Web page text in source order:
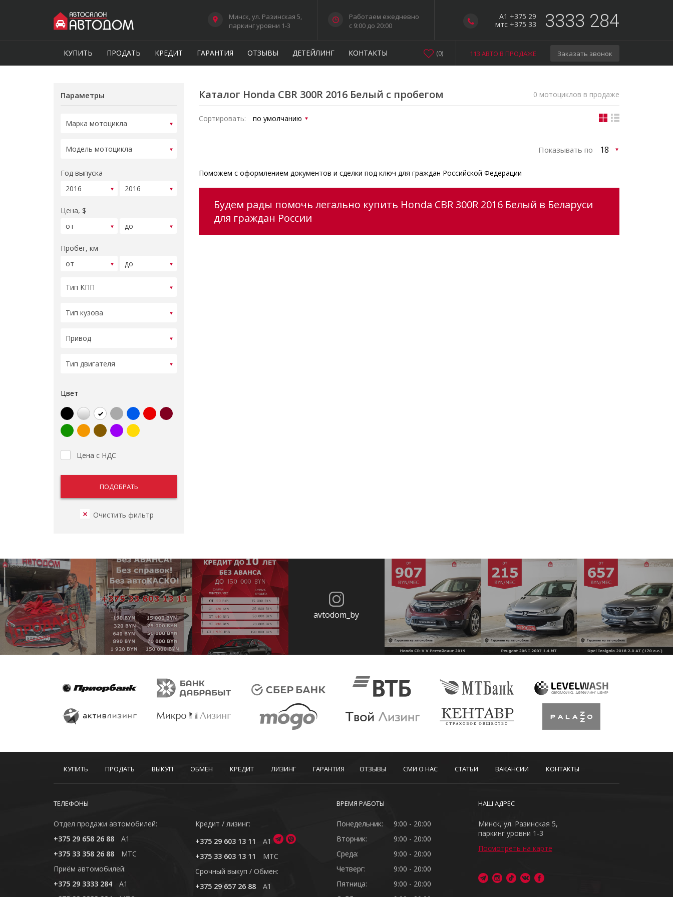
A1 +375 29
мтс +375 33
3333 284
Минск, ул. Разинская 5,
паркинг уровни 1-3
Работаем ежедневно
c 9:00 до 20:00
КУПИТЬ ПРОДАТЬ КРЕДИТ ГАРАНТИЯ ОТЗЫВЫ ДЕТЕЙЛИНГ КОНТАКТЫ 113 АВТО В ПРОДАЖЕ Заказать звонок
(0)
Параметры
Год выпуска
Цена, $
Пробег, км
Цвет
Цена с НДС
Каталог Honda CBR 300R 2016 Белый с пробегом 0 мотоциклов в продаже
Сортировать:
Показывать по
Поможем с оформлением документов и сделки под ключ для граждан Российской Федерации
Будем рады помочь легально купить Honda CBR 300R 2016 Белый в Беларуси
для граждан России
avtodom_by
КУПИТЬ ПРОДАТЬ ВЫКУП ОБМЕН КРЕДИТ ЛИЗИНГ ГАРАНТИЯ ОТЗЫВЫ СМИ О НАС СТАТЬИ ВАКАНСИИ КОНТАКТЫ
ТЕЛЕФОНЫ
Отдел продажи автомобилей:
+375 29 658 26 88
A1
+375 33 358 26 88
MTC
Приём автомобилей:
+375 29 3333 284
A1
Кредит / лизинг:
+375 29 603 13 11
A1
+375 33 603 13 11
MTC
Cрочный выкуп / Обмен:
+375 29 657 26 88
A1
ВРЕМЯ РАБОТЫ
Понедельник:
9:00 - 20:00
Вторник:
9:00 - 20:00
Среда:
9:00 - 20:00
Четверг:
9:00 - 20:00
Пятница:
9:00 - 20:00
НАШ АДРЕС
Минск, ул. Разинская 5,
паркинг уровни 1-3
Посмотреть на карте